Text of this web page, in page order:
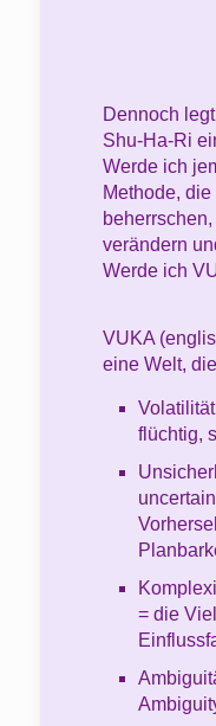
Dennoch
Shu-Ha-Ri
Werde ich
Methode,
verändern
Werde ich
VUKA
eine Welt,
flüchtig,
= die